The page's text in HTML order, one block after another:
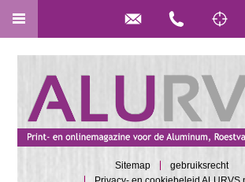
Sitemap
gebruiksrecht